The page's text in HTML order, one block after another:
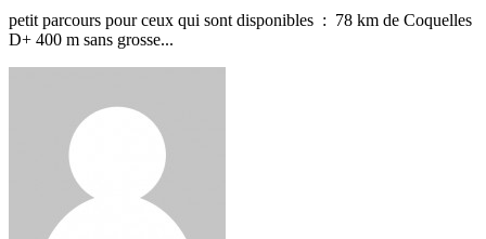
petit parcours pour ceux qui sont disponibles : 78 km de Coquelles
D+ 400 m sans grosse...